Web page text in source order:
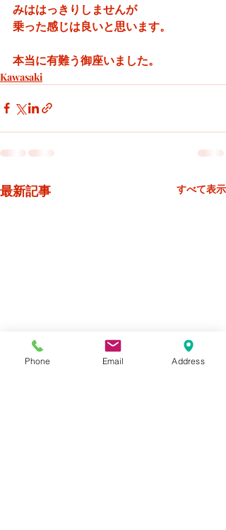
みははっきりしませんが
乗った感じは良いと思います。
本当に有難う御座いました。
Kawasaki
最新記事 すべて表示
Phone Email Address